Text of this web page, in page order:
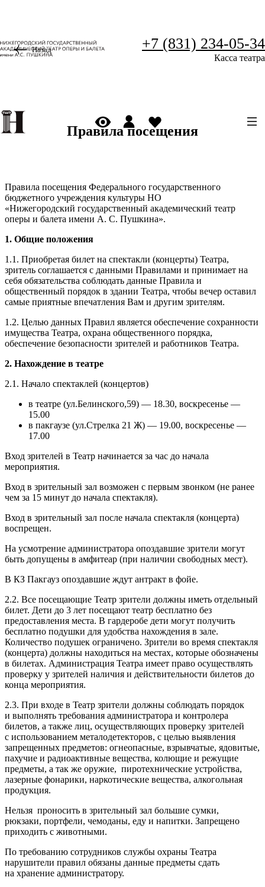
+7 (831) 234-05-34
Касса театра
Назад
Правила посещения
Правила посещения Федерального государственного
бюджетного учреждения культуры НО
«Нижегородский государственный академический театр
оперы и балета имени А. С. Пушкина».
1. Общие положения
1.1. Приобретая билет на спектакли (концерты) Театра,
зритель соглашается с данными Правилами и принимает на
себя обязательства соблюдать данные Правила и
общественный порядок в здании Театра, чтобы вечер оставил
самые приятные впечатления Вам и другим зрителям.
1.2. Целью данных Правил является обеспечение сохранности
имущества Театра, охрана общественного порядка,
обеспечение безопасности зрителей и работников Театра.
2. Нахождение в театре
2.1. Начало спектаклей (концертов)
в театре (ул.Белинского,59) — 18.30, воскресенье —
15.00
в пакгаузе (ул.Стрелка 21 Ж) — 19.00, воскресенье —
17.00
Вход зрителей в Театр начинается за час до начала
мероприятия.
Вход в зрительный зал возможен с первым звонком (не ранее
чем за 15 минут до начала спектакля).
Вход в зрительный зал после начала спектакля (концерта)
воспрещен.
На усмотрение администратора опоздавшие зрители могут
быть допущены в амфитеар (при наличии свободных мест).
В КЗ Пакгауз опоздавшие ждут антракт в фойе.
2.2. Все посещающие Театр зрители должны иметь отдельный
билет. Дети до 3 лет посещают театр бесплатно без
предоставления места. В гардеробе дети могут получить
бесплатно подушки для удобства нахождения в зале.
Количество подушек ограничено. Зрители во время спектакля
(концерта) должны находиться на местах, которые обозначены
в билетах. Администрация Театра имеет право осуществлять
проверку у зрителей наличия и действительности билетов до
конца мероприятия.
2.3. При входе в Театр зрители должны соблюдать порядок
и выполнять требования администратора и контролера
билетов, а также лиц, осуществляющих проверку зрителей
с использованием металодетекторов, с целью выявления
запрещенных предметов: огнеопасные, взрывчатые, ядовитые,
пахучие и радиоактивные вещества, колющие и режущие
предметы, а так же оружие, пиротехнические устройства,
лазерные фонарики, наркотические вещества, алкогольная
продукция.
Нельзя проносить в зрительный зал большие сумки,
рюкзаки, портфели, чемоданы, еду и напитки. Запрещено
приходить с животными.
По требованию сотрудников службы охраны Театра
нарушители правил обязаны данные предметы сдать
на хранение администратору.